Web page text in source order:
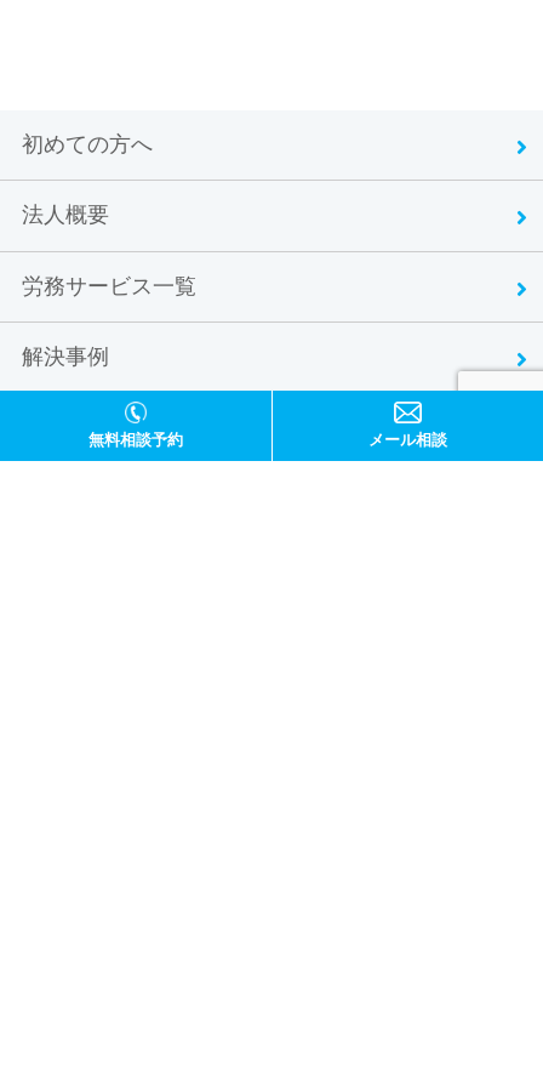
初めての方へ
法人概要
労務サービス一覧
解決事例
お客様の声
無料相談予約 メール相談